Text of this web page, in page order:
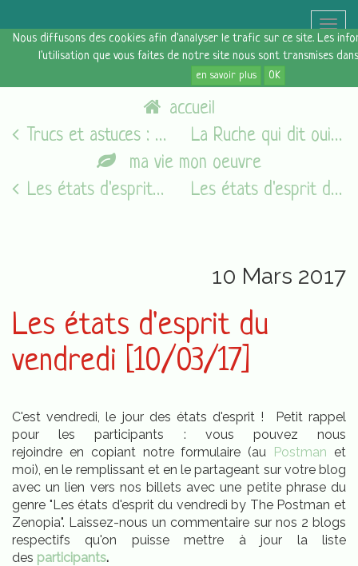
Nous diffusons des cookies afin d'analyser le trafic sur ce site. Les
l'utilisation que vous faites de notre site nous sont transmises
en savoir plus OK
Toggle
accueil
Trucs et astuces : la salle à manger
La Ruche qui dit oui : mon avis
ma vie mon oeuvre
Les états d'esprit du vendredi [05/08/16]
Les états d'esprit du vendredi [17/03/17]
10 Mars 2017
Les états d'esprit du
vendredi [10/03/17]
C'est vendredi, le jour des états d'esprit ! Petit rappel
pour les participants : vous pouvez nous
rejoindre en copiant notre formulaire (au Postman et
moi), en le remplissant et en le partageant sur votre blog
avec un lien vers nos billets avec une petite phrase du
genre "Les états d'esprit du vendredi by The Postman et
Zenopia". Laissez-nous un commentaire sur nos 2 blogs
respectifs qu'on puisse mettre à jour la liste
des participants.